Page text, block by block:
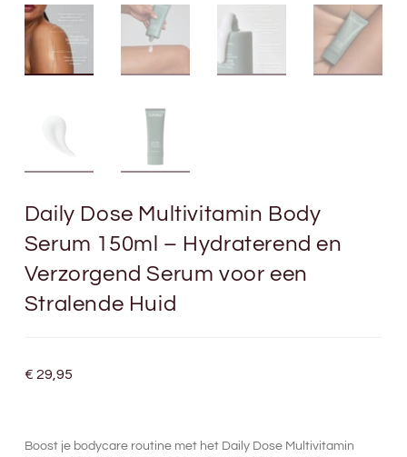
Daily Dose Multivitamin Body
Serum 150ml – Hydraterend en
Verzorgend Serum voor een
Stralende Huid
€ 29,95
Boost je bodycare routine met het Daily Dose Multivitamin